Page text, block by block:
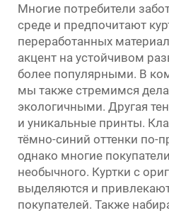
Многие потребители
среде и предпочитают
переработанных
акцент на устойчивом
более популярными. В
мы также стремимся
экологичными. Другая
и уникальные принты.
тёмно-синий оттенки по-
однако многие
необычного. Куртки с
выделяются и
покупателей. Также